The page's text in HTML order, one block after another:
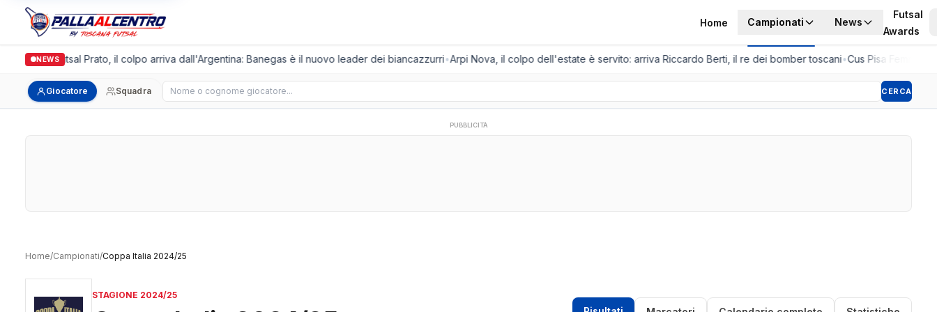
Home Campionati News
Futsal
Awards
NEWS
Italgronda Futsal Prato, il colpo arriva dall'Argentina: Banegas è il nuovo leader dei biancazzurri•Arpi Nova, il colpo dell'estate è servito: arriva Riccardo Berti, il re dei bomber toscani•Cus Pisa
Giocatore Squadra Cerca giocatore CERCA
PUBBLICITÀ
Home/Campionati/Coppa Italia 2024/25
STAGIONE 2024/25